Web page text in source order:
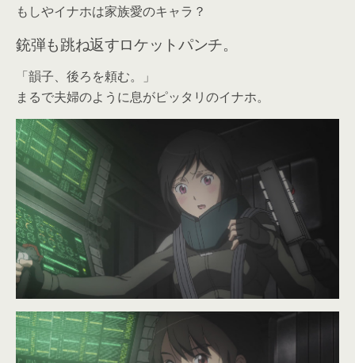
もしやイナホは家族愛のキャラ？
銃弾も跳ね返すロケットパンチ。
「韻子、後ろを頼む。」
まるで夫婦のように息がピッタリのイナホ。